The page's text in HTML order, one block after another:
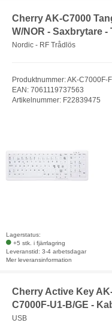
Cherry AK-C7000
W/NOR - Saxbrytare
Nordic - RF Trådlös
Produktnummer: AK-C7000F-
EAN: 7061119737563
Artikelnummer: F22839475
Lagerstatus:
+5 stk. i fjärrlagring
Leveranstid: 3-4 arbetsdagar
Mer leveransinformation
Cherry Active Key
C7000F-U1-B/GE -
USB